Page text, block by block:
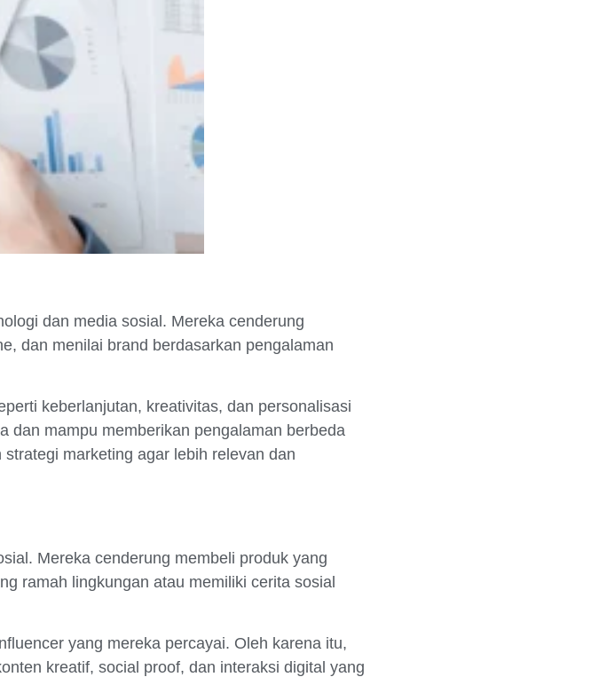
dan media sosial. Mereka cenderung
dan menilai brand berdasarkan pengalaman
keberlanjutan, kreativitas, dan personalisasi
dan mampu memberikan pengalaman berbeda
marketing agar lebih relevan dan
Mereka cenderung membeli produk yang
ramah lingkungan atau memiliki cerita sosial
yang mereka percayai. Oleh karena itu,
kreatif, social proof, dan interaksi digital yang